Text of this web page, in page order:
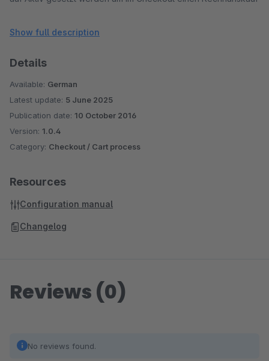
Show full description
Details
Available: German
Latest update: 5 June 2025
Publication date: 10 October 2016
Version: 1.0.4
Category: Checkout / Cart process
Resources
Configuration manual
Changelog
Reviews (0)
No reviews found.